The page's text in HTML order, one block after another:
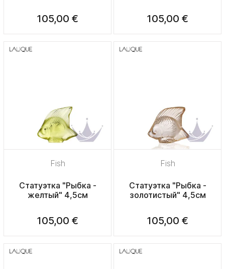
105,00 € 105,00 €
Fish
Статуэтка "Рыбка -
желтый" 4,5см
105,00 €
Fish
Статуэтка "Рыбка -
золотистый" 4,5см
105,00 €